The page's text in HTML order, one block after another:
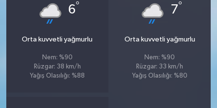
6°
Orta kuvvetli yağmurlu
Nem: %90
Rüzgar: 38 km/h
Yağış Olasılığı: %88
7°
Orta kuvvetli yağmurlu
Nem: %90
Rüzgar: 33 km/h
Yağış Olasılığı: %80